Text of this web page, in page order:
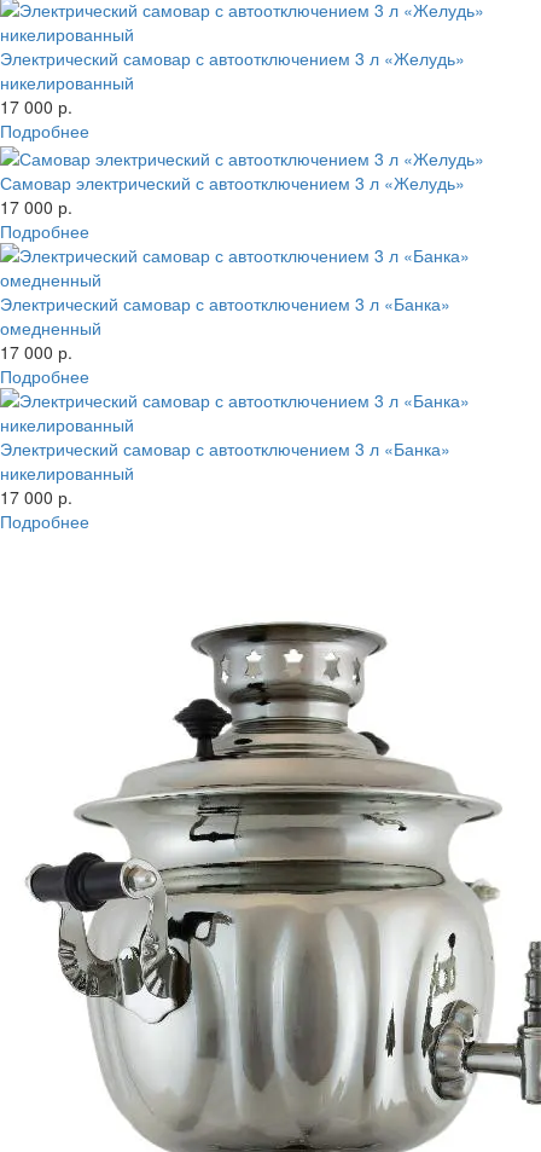
Электрический самовар с автоотключением 3 л «Желудь»
никелированный
17 000 р.
Подробнее
Самовар электрический с автоотключением 3 л «Желудь»
17 000 р.
Подробнее
Электрический самовар с автоотключением 3 л «Банка»
омедненный
17 000 р.
Подробнее
Электрический самовар с автоотключением 3 л «Банка»
никелированный
17 000 р.
Подробнее